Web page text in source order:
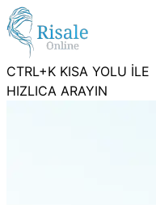
CTRL+K KISA YOLU İLE
HIZLICA ARAYIN